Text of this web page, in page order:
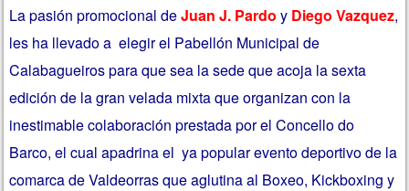
La pasión promocional deJuan J. Pardo y Diego Vazquez,
les ha llevado a elegir el Pabellón Municipal de
Calabagueiros para que sea la sede que acoja la sexta
edición de la gran velada mixta que organizan con la
inestimable colaboración prestada por el Concello do
Barco, el cual apadrina el ya popular evento deportivo de la
comarca de Valdeorras que aglutina al Boxeo, Kickboxing y